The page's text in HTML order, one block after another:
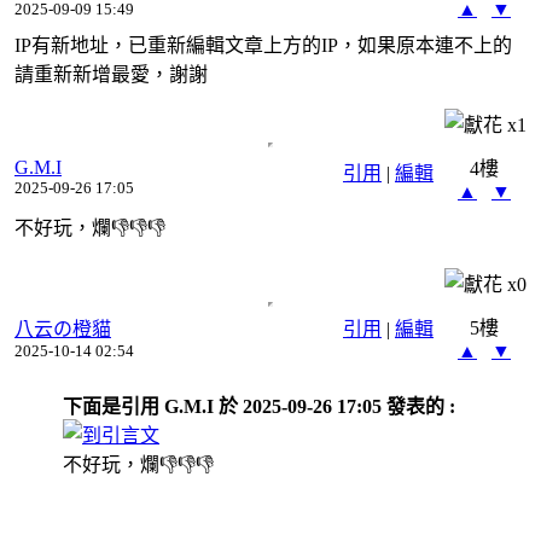
2025-09-09 15:49 ▲
▼
IP有新地址，已重新編輯文章上方的IP，如果原本連不上的
請重新新增最愛，謝謝
x1
引用 | 編輯
G.M.I
2025-09-26 17:05
4樓
▲
▼
不好玩，爛👎👎👎
x0
引用 | 編輯
八云の橙貓
2025-10-14 02:54
5樓
▲
▼
下面是引用 G.M.I 於 2025-09-26 17:05 發表的 :
不好玩，爛👎👎👎